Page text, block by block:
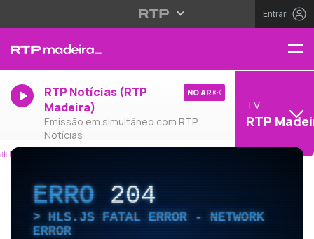
Entrar
RTP Notícias (RTP
Madeira)
Emissão em simultâneo com RTP
Notícias
NO AR
TV
RTP
ERRO204
HLS.JS FATAL ERROR - NETWORK
ERROR